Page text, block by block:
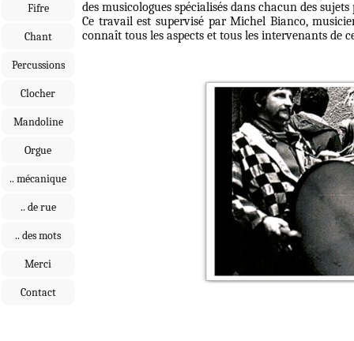
Fifre
Chant
Percussions
Clocher
Mandoline
Orgue
.. mécanique
.. de rue
.. des mots
Merci
Contact
des musicologues spécialisés dans chacun des sujets
Ce travail est supervisé par Michel Bianco,
connaît tous les aspects et tous les intervenants de